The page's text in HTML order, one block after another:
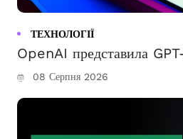
ТЕХНОЛОГІЇ
OpenAI представила
08 Серпня 2026